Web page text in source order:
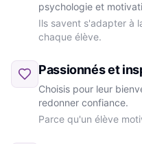
psychologie et
Ils savent s'adapter à
chaque élève.
Passionnés et
Choisis pour leur
redonner confiance.
Parce qu'un élève